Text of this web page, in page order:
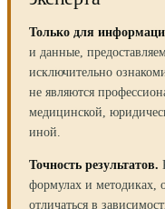
Только для
и данные,
исключительно
не являются
медицинской,
иной.
Точность результатов.
формулах и методиках,
отличаться в